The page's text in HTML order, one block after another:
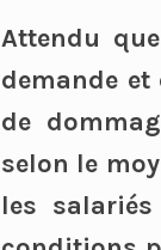
Attendu
demande
de
selon le
les